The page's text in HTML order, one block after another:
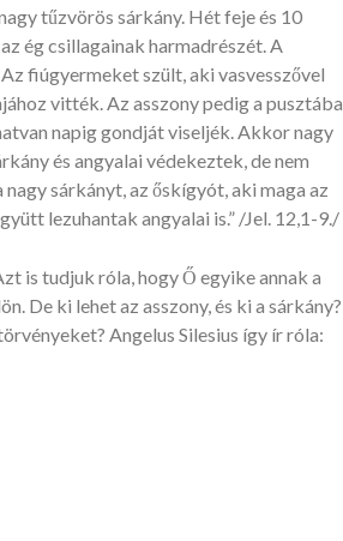
tűzvörös sárkány. Hét feje és 10
ég csillagainak harmadrészét. A
fiúgyermeket szült, aki vasvesszővel
vitték. Az asszony pedig a pusztába
napig gondját viseljék. Akkor nagy
és angyalai védekeztek, de nem
sárkányt, az őskígyót, aki maga az
lezuhantak angyalai is.” /Jel. 12,1-9./
is tudjuk róla, hogy Ő egyike annak a
De ki lehet az asszony, és ki a sárkány?
Angelus Silesius így ír róla: